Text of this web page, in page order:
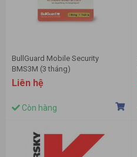
BullGuard Mobile Security
BMS3M (3 tháng)
Liên hệ
Còn hàng